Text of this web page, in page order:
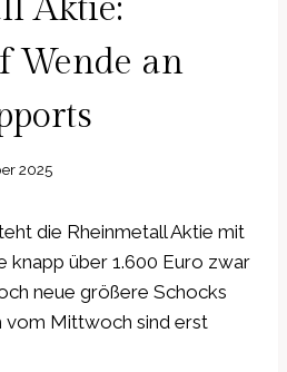
Aktie:
Wende an
2025
die Rheinmetall Aktie mit
knapp über 1.600 Euro zwar
neue größere Schocks
vom Mittwoch sind erst